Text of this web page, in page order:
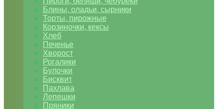
Блины, оладьи, сырники
Торты, пирожные
Корзиночки, кексы
Хлеб
Печенье
Хворост
Рогалики
Булочки
Бисквит
Пахлава
Лепешки
Пряники